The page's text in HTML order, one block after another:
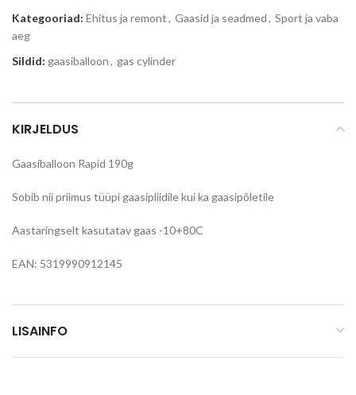
Kategooriad: Ehitus ja remont, Gaasid ja seadmed, Sport ja vaba
aeg
Sildid: gaasiballoon, gas cylinder
KIRJELDUS
Gaasiballoon Rapid 190g
Sobib nii priimus tüüpi gaasipliidile kui ka gaasipõletile
Aastaringselt kasutatav gaas -10+80C
EAN: 5319990912145
LISAINFO